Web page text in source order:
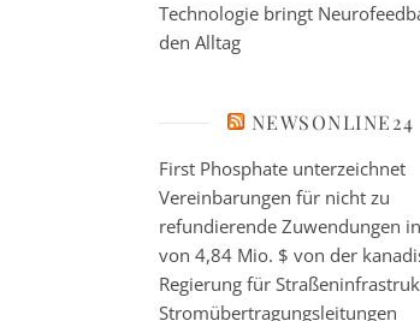
Technologie bringt
den Alltag
NEWSONLINE24
First Phosphate unterzeichnet
Vereinbarungen für nicht zu
refundierende Zuwendungen
von 4,84 Mio. $ von der
Regierung für
Stromübertragungsleitungen